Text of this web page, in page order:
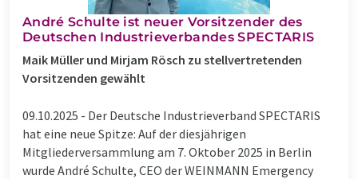
André Schulte ist neuer Vorsitzender des
Deutschen Industrieverbandes SPECTARIS
Maik Müller und Mirjam Rösch zu stellvertretenden
Vorsitzenden gewählt
09.10.2025 - Der Deutsche Industrieverband SPECTARIS
hat eine neue Spitze: Auf der diesjährigen
Mitgliederversammlung am 7. Oktober 2025 in Berlin
wurde André Schulte, CEO der WEINMANN Emergency